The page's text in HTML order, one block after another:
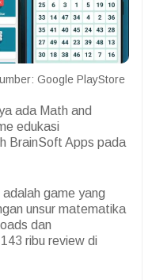
Google PlayStore
ada Math and
edukasi
BrainSoft Apps pada
game yang
unsur matematika
dan
ribu review di